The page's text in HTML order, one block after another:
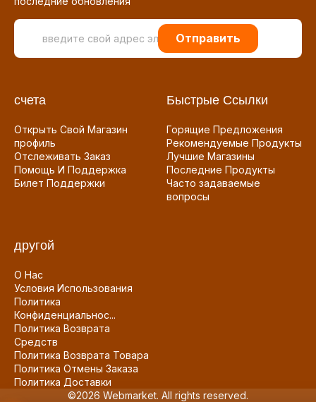
Отправить
счета
Открыть Свой Магазин
профиль
Отслеживать Заказ
Помощь И Поддержка
Билет Поддержки
Быстрые Ссылки
Горящие Предложения
Рекомендуемые Продукты
Лучшие Магазины
Последние Продукты
Часто задаваемые
вопросы
другой
О Нас
Условия Использования
Политика
Конфиденциальнос...
Политика Возврата
Средств
Политика Возврата Товара
Политика Отмены Заказа
Политика Доставки
©2026 Webmarket. All rights reserved.